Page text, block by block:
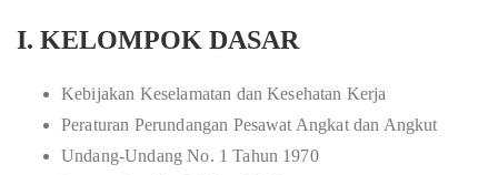
I. KELOMPOK DASAR
Kebijakan Keselamatan dan Kesehatan Kerja
Peraturan Perundangan Pesawat Angkat dan Angkut
Undang-Undang No. 1 Tahun 1970